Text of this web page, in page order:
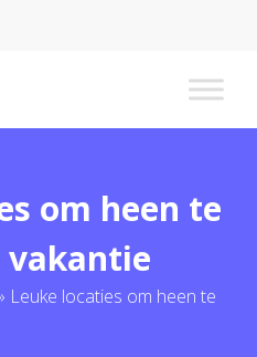
om heen te
vakantie
Leuke locaties om heen te